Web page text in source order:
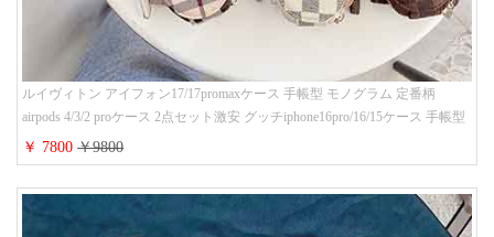
ルイヴィトン アイフォン17/17promaxケース 手帳型 モノグラム 定番柄
airpods 4/3/2 proケース 2点セット激安 グッチiphone16pro/16/15ケース 手帳型
財布カード入り 多機能 ハイ ブランド Galaxy S25/S24/S23手帳カバー おすす
め
￥ 7800￥9800